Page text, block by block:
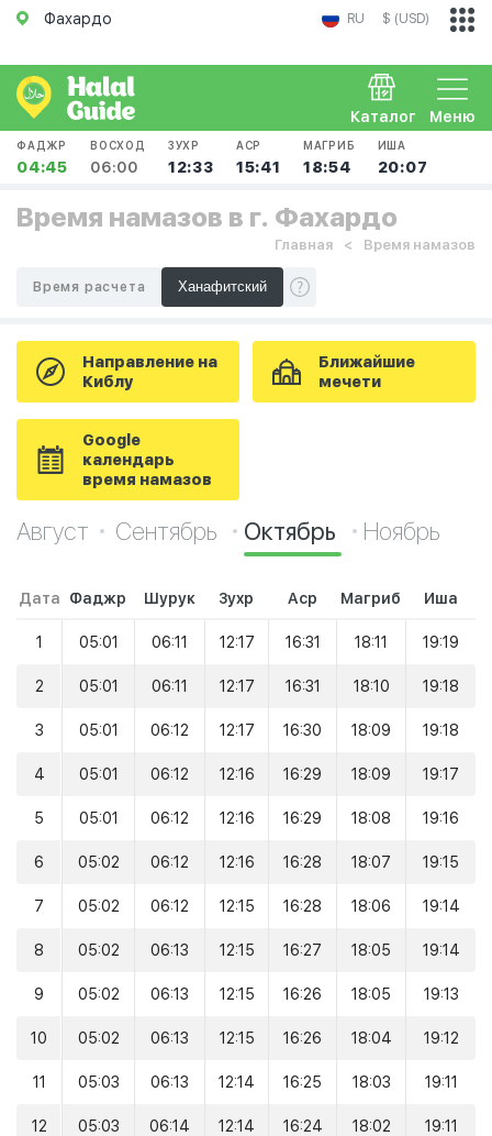
Фахардо RU $ (USD)
Меню
Каталог
ФАДЖР
04:45
ВОСХОД
06:00
ЗУХР
12:33
АСР
15:41
МАГРИБ
18:54
ИША
20:07
Время намазов в г. Фахардо
Главная Время намазов
Время расчета
Направление на
Киблу
Ближайшие
мечети
Google
календарь
время намазов
Август Сентябрь Октябрь Ноябрь
Дата Фаджр Шурук Зухр Аср Магриб Иша
1 05:01 06:11 12:17 16:31 18:11 19:19
2 05:01 06:11 12:17 16:31 18:10 19:18
3 05:01 06:12 12:17 16:30 18:09 19:18
4 05:01 06:12 12:16 16:29 18:09 19:17
5 05:01 06:12 12:16 16:29 18:08 19:16
6 05:02 06:12 12:16 16:28 18:07 19:15
7 05:02 06:12 12:15 16:28 18:06 19:14
8 05:02 06:13 12:15 16:27 18:05 19:14
9 05:02 06:13 12:15 16:26 18:05 19:13
10 05:02 06:13 12:15 16:26 18:04 19:12
11 05:03 06:13 12:14 16:25 18:03 19:11
12 05:03 06:14 12:14 16:24 18:02 19:11